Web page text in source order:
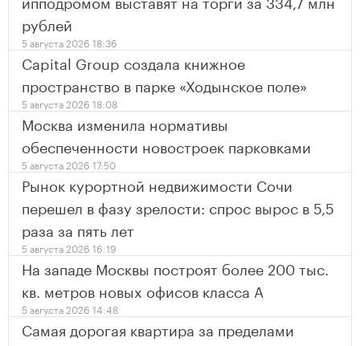
рублей
5 августа 2026 18:36
Capital Group создала книжное
пространство в парке «Ходынское поле»
5 августа 2026 18:08
Москва изменила нормативы
обеспеченности новостроек парковками
5 августа 2026 17:50
Рынок курортной недвижимости Сочи
перешел в фазу зрелости: спрос вырос в 5,5
раза за пять лет
5 августа 2026 16:19
На западе Москвы построят более 200 тыс.
кв. метров новых офисов класса А
5 августа 2026 14:48
Самая дорогая квартира за пределами